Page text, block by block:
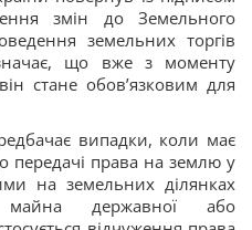
змін до Земельного
земельних торгів
що вже з моменту
стане обов’язковим для
випадки, коли має
передачі права на землю у
на земельних ділянках
майна державної або